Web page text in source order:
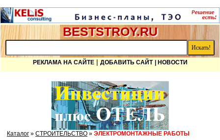
BESTSTROY.RU
РЕКЛАМА НА САЙТЕ| ДОБАВИТЬ САЙТ | НОВОСТИ
Каталог » СТРОИТЕЛЬСТВО » ЭЛЕКТРОМОНТАЖНЫЕ РАБОТЫ